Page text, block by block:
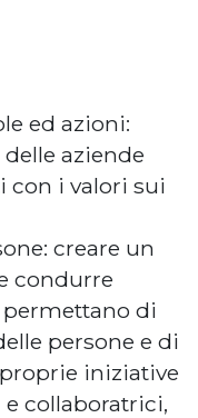
ed azioni:
aziende
con i valori sui
creare un
condurre
di
persone e di
iniziative
collaboratrici,